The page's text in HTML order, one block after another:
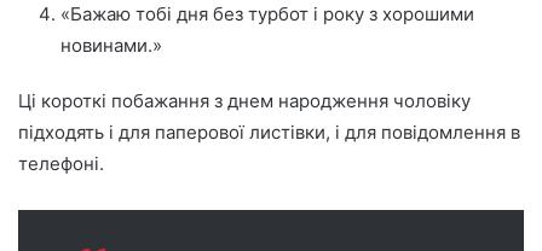
«Бажаю тобі дня без турбот і року з хорошими
новинами.»
Ці короткі побажання з днем народження чоловіку
підходять і для паперової листівки, і для повідомлення в
телефоні.